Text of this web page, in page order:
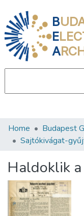
B
E
A
Communities &
Statistics
About us
Home Budapest
Sajtókivágat-
Haldoklik